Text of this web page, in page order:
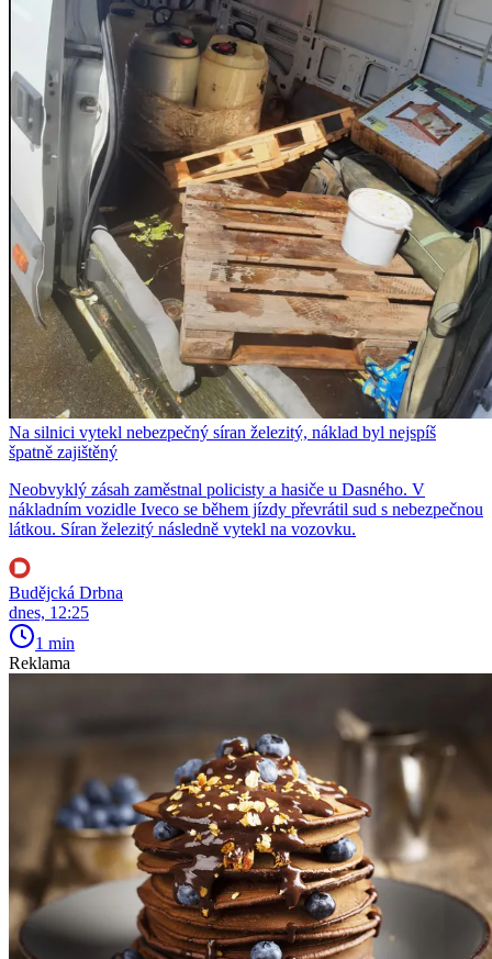
Na silnici vytekl nebezpečný síran železitý, náklad byl nejspíš
špatně zajištěný
Neobvyklý zásah zaměstnal policisty a hasiče u Dasného. V
nákladním vozidle Iveco se během jízdy převrátil sud s nebezpečnou
látkou. Síran železitý následně vytekl na vozovku.
Budějcká Drbna
dnes, 12:25
1 min
Reklama